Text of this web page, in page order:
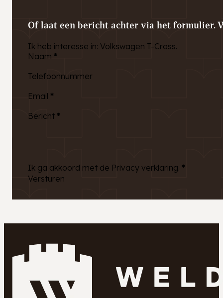
Of laat een bericht achter via het formulier.
Ik heb interesse in: Volkswagen T-Cross.
Naam *
Telefoonnummer
Email *
Bericht *
Ik ga akkoord met de Privacy verklaring. *
Versturen